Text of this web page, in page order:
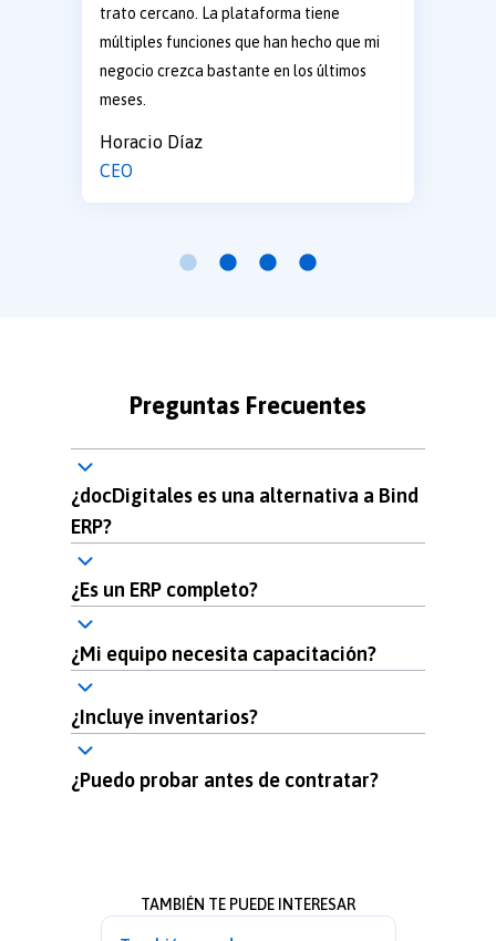
trato cercano. La plataforma tiene
múltiples funciones que han hecho que mi
negocio crezca bastante en los últimos
meses.
Horacio Díaz
CEO
Preguntas Frecuentes
¿docDigitales es una alternativa a Bind
ERP?
¿Es un ERP completo?
¿Mi equipo necesita capacitación?
¿Incluye inventarios?
¿Puedo probar antes de contratar?
TAMBIÉN TE PUEDE INTERESAR